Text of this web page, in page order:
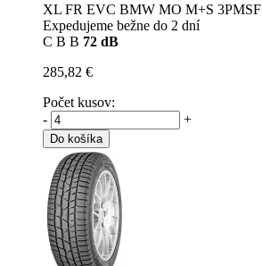
XL FR EVC BMW MO M+S 3PMSF
Expedujeme bežne do 2 dní
C B B 72 dB
285,82 €
Počet kusov:
-
+
Do košíka